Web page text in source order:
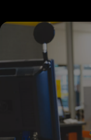
Lorem ipsum dolor sit
nec ullamcorper mattis,
Lorem ipsum dolor sit
nec ullamcorper mattis,